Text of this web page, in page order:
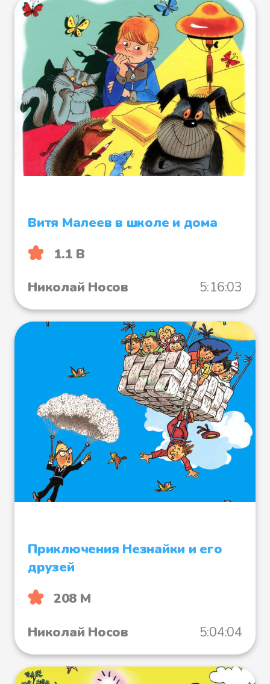
Витя Малеев в школе и дома
1.1 B
Николай Носов
5:16:03
Приключения Незнайки и его
друзей
208 М
Николай Носов
5:04:04